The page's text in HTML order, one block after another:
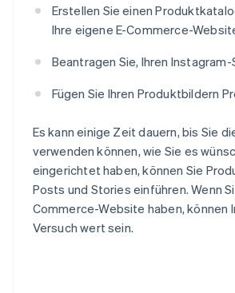
Erstellen Sie einen
Ihre eigene E-Commerce-
Beantragen Sie, Ihren
Fügen Sie Ihren Produktbildern
Es kann einige Zeit dauern, bis Sie
verwenden können, wie Sie es
eingerichtet haben, können Sie
Posts und Stories einführen. Wenn
Commerce-Website haben, können
Versuch wert sein.